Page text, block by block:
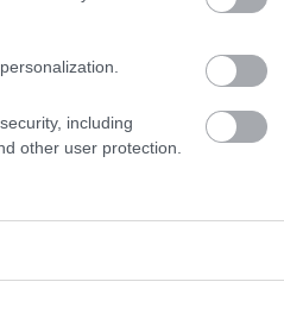
including
other user protection.
olyan, ami
tudsz rá
zajló
és